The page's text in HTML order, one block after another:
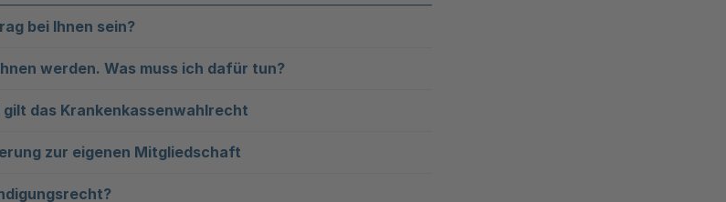
bei Ihnen sein?
werden. Was muss ich dafür tun?
das Krankenkassenwahlrecht
zur eigenen Mitgliedschaft